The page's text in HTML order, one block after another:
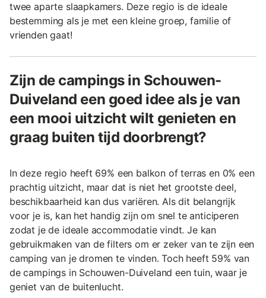
twee aparte slaapkamers. Deze regio is de ideale
bestemming als je met een kleine groep, familie of
vrienden gaat!
Zijn de campings in Schouwen-
Duiveland een goed idee als je van
een mooi uitzicht wilt genieten en
graag buiten tijd doorbrengt?
In deze regio heeft 69% een balkon of terras en 0% een
prachtig uitzicht, maar dat is niet het grootste deel,
beschikbaarheid kan dus variëren. Als dit belangrijk
voor je is, kan het handig zijn om snel te anticiperen
zodat je de ideale accommodatie vindt. Je kan
gebruikmaken van de filters om er zeker van te zijn een
camping van je dromen te vinden. Toch heeft 59% van
de campings in Schouwen-Duiveland een tuin, waar je
geniet van de buitenlucht.